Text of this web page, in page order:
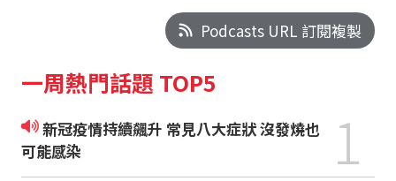
Podcasts URL 訂閱複製
一周熱門話題 TOP5
新冠疫情持續飆升 常見八大症狀 沒發燒也
可能感染
1